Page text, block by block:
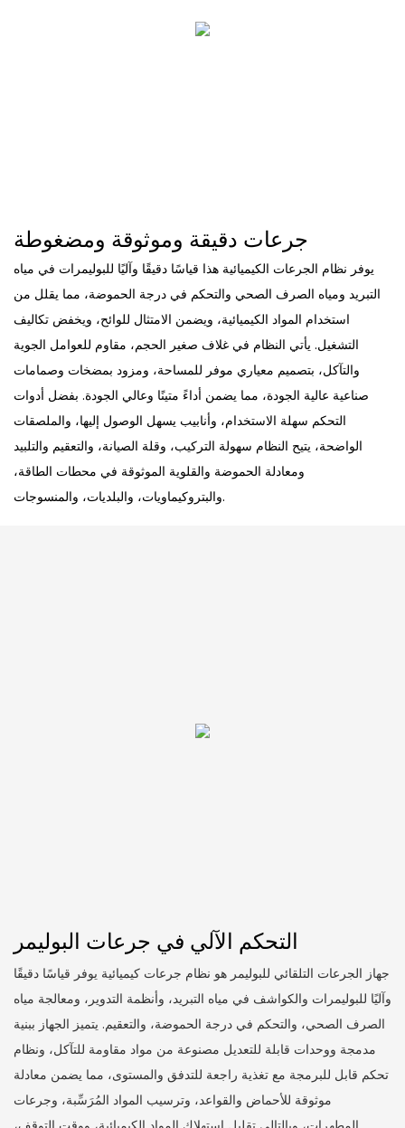
جرعات دقيقة وموثوقة ومضغوطة
يوفر نظام الجرعات الكيميائية هذا قياسًا دقيقًا وآليًا للبوليمرات في مياه
التبريد ومياه الصرف الصحي والتحكم في درجة الحموضة، مما يقلل من
استخدام المواد الكيميائية، ويضمن الامتثال للوائح، ويخفض تكاليف
التشغيل. يأتي النظام في غلاف صغير الحجم، مقاوم للعوامل الجوية
والتآكل، بتصميم معياري موفر للمساحة، ومزود بمضخات وصمامات
صناعية عالية الجودة، مما يضمن أداءً متينًا وعالي الجودة. بفضل أدوات
التحكم سهلة الاستخدام، وأنابيب يسهل الوصول إليها، والملصقات
الواضحة، يتيح النظام سهولة التركيب، وقلة الصيانة، والتعقيم والتلبيد
ومعادلة الحموضة والقلوية الموثوقة في محطات الطاقة،
والبتروكيماويات، والبلديات، والمنسوجات.
التحكم الآلي في جرعات البوليمر
جهاز الجرعات التلقائي للبوليمر هو نظام جرعات كيميائية يوفر قياسًا دقيقًا
وآليًا للبوليمرات والكواشف في مياه التبريد، وأنظمة التدوير، ومعالجة مياه
الصرف الصحي، والتحكم في درجة الحموضة، والتعقيم. يتميز الجهاز ببنية
مدمجة ووحدات قابلة للتعديل مصنوعة من مواد مقاومة للتآكل، ونظام
تحكم قابل للبرمجة مع تغذية راجعة للتدفق والمستوى، مما يضمن معادلة
موثوقة للأحماض والقواعد، وترسيب المواد المُرَسِّبة، وجرعات